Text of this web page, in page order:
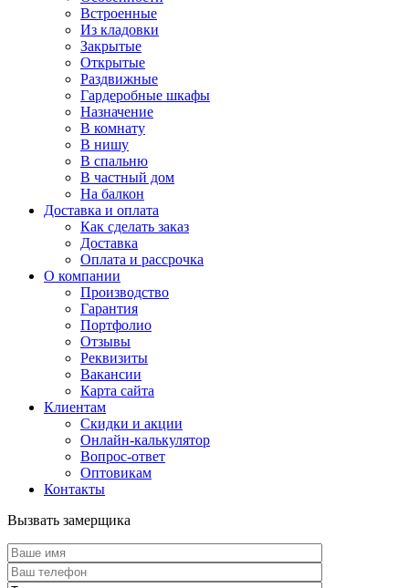
Встроенные
Из кладовки
Закрытые
Открытые
Раздвижные
Гардеробные шкафы
Назначение
В комнату
В нишу
В спальню
В частный дом
На балкон
Доставка и оплата
Как сделать заказ
Доставка
Оплата и рассрочка
О компании
Производство
Гарантия
Портфолио
Отзывы
Реквизиты
Вакансии
Карта сайта
Клиентам
Скидки и акции
Онлайн-калькулятор
Вопрос-ответ
Оптовикам
Контакты
Вызвать замерщика